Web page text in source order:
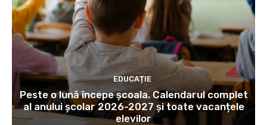
EDUCAȚIE
Peste o lună începe școala. Calendarul complet
al anului școlar 2026-2027 și toate vacanțele
elevilor